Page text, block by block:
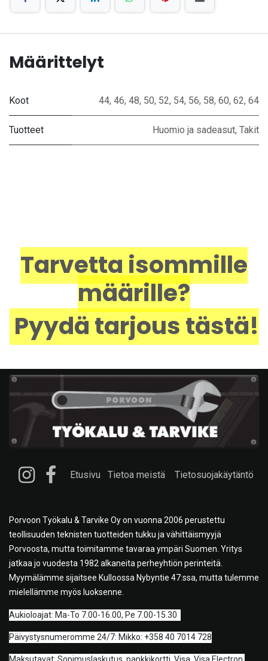
Määrittelyt
Koot 44, 46, 48, 50, 52, 54, 56, 58, 60, 62, 64
Tuotteet Huomio ja sadeasut, Takit
Tarvetta isommille
määrille?
Pyydä tarjous tästä!
Etusivu Tietoa meistä Tietosuojakäytäntö
Porvoon Työkalu & Tarvike Oy on vuonna 2006 perustettu
teollisuuden teknisten tuotteiden tukku ja vähittäismyyjä
Porvoosta, mutta toimitamme tavaraa ympäri Suomen. Yritys
jatkaa jo vuodesta 1982 alkaneita perheyhtiön perinteitä.
Myymälämme sijaitsee Kulloossa Nybyntie 47:ssa, mutta tulemme
mielellämme myös luoksenne.
Aukioloajat: Ma-To 7.00-16.00, Pe 7.00-15.30
Päivystysnumeromme 24/7: Mikko: +358 40 7014 728